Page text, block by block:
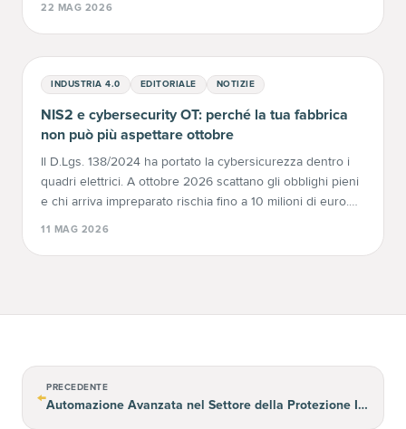
22 MAG 2026
INDUSTRIA 4.0 EDITORIALE NOTIZIE
NIS2 e cybersecurity OT: perché la tua fabbrica
non può più aspettare ottobre
Il D.Lgs. 138/2024 ha portato la cybersicurezza dentro i
quadri elettrici. A ottobre 2026 scattano gli obblighi pieni
e chi arriva impreparato rischia fino a 10 milioni di euro.
11 MAG 2026
←
PRECEDENTE
Automazione Avanzata nel Settore della Protezione Individuale